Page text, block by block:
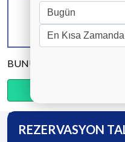
KAPASİTE
11 KİŞİ
BUNU PAYLAŞ
REZERVASYON